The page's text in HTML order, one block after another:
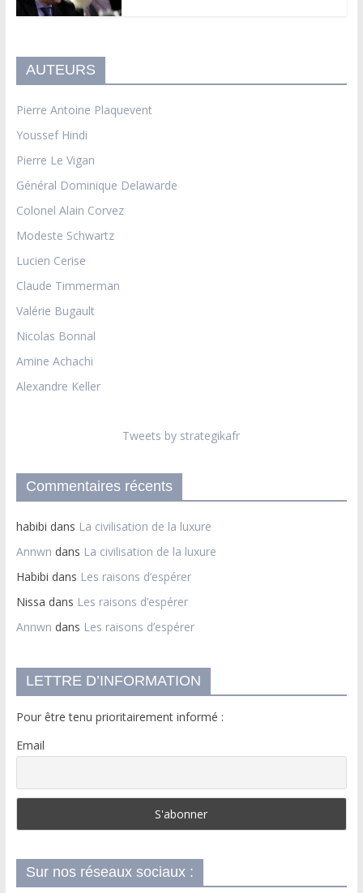
AUTEURS
Pierre Antoine Plaquevent
Youssef Hindi
Pierre Le Vigan
Général Dominique Delawarde
Colonel Alain Corvez
Modeste Schwartz
Lucien Cerise
Claude Timmerman
Valérie Bugault
Nicolas Bonnal
Amine Achachi
Alexandre Keller
Tweets by strategikafr
Commentaires récents
habibi dans La civilisation de la luxure
Annwn dans La civilisation de la luxure
Habibi dans Les raisons d’espérer
Nissa dans Les raisons d’espérer
Annwn dans Les raisons d’espérer
LETTRE D’INFORMATION
Pour être tenu prioritairement informé :
Email
Sur nos réseaux sociaux :